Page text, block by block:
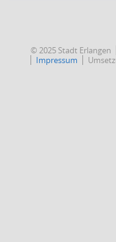
© 2025 Stadt Erlangen
Impressum